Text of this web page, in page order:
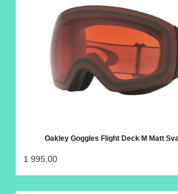
Oakley Goggles Flight Deck M Matt
1 995,00